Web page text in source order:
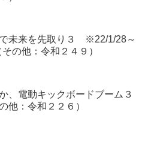
未来を先取り３ ※22/1/28～
の他：令和２４９）
、電動キックボードブーム３
の他：令和２２６）